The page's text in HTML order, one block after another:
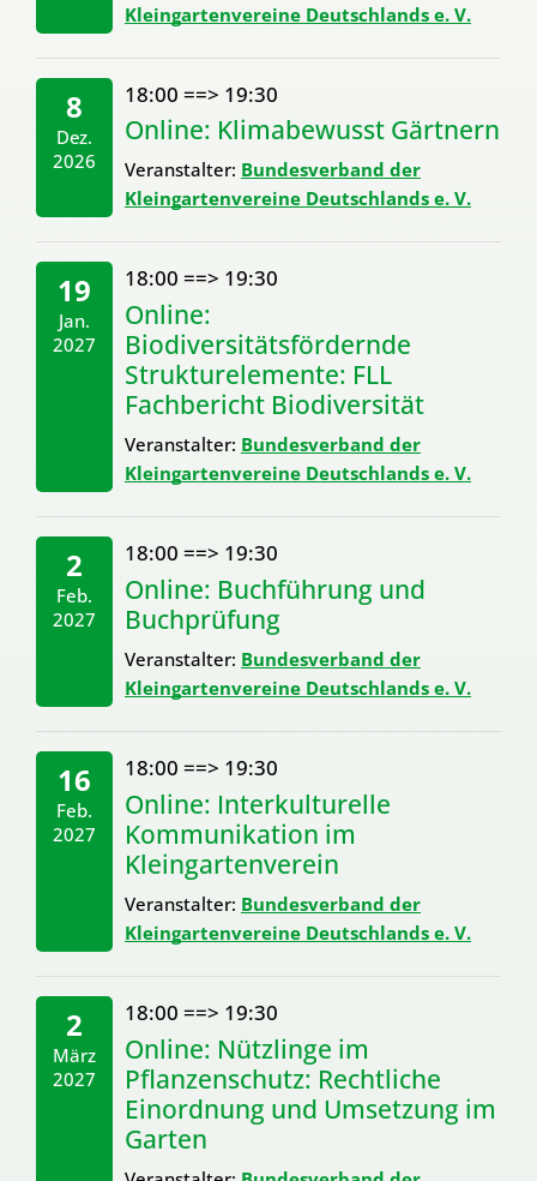
Kleingartenvereine Deutschlands e. V.
8
Dez.
2026
18:00 ==> 19:30
Online: Klimabewusst Gärtnern
Veranstalter: Bundesverband der
Kleingartenvereine Deutschlands e. V.
19
Jan.
2027
18:00 ==> 19:30
Online:
Biodiversitätsfördernde
Strukturelemente: FLL
Fachbericht Biodiversität
Veranstalter: Bundesverband der
Kleingartenvereine Deutschlands e. V.
2
Feb.
2027
18:00 ==> 19:30
Online: Buchführung und
Buchprüfung
Veranstalter: Bundesverband der
Kleingartenvereine Deutschlands e. V.
16
Feb.
2027
18:00 ==> 19:30
Online: Interkulturelle
Kommunikation im
Kleingartenverein
Veranstalter: Bundesverband der
Kleingartenvereine Deutschlands e. V.
2
März
2027
18:00 ==> 19:30
Online: Nützlinge im
Pflanzenschutz: Rechtliche
Einordnung und Umsetzung im
Garten